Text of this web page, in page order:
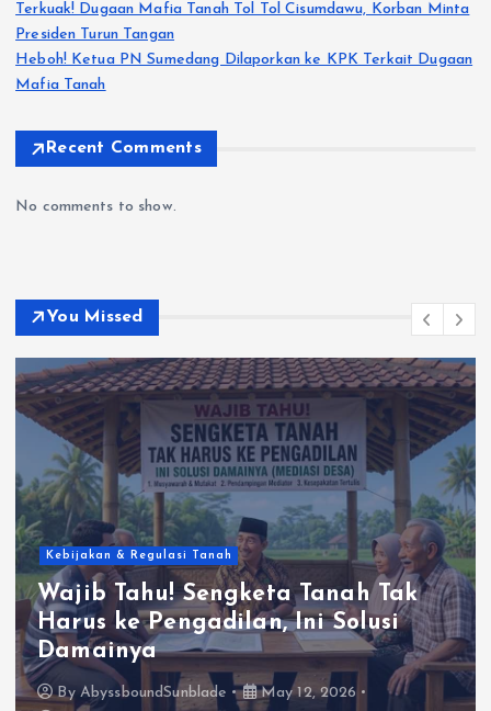
Terkuak! Dugaan Mafia Tanah Tol Tol Cisumdawu, Korban Minta
Presiden Turun Tangan
Heboh! Ketua PN Sumedang Dilaporkan ke KPK Terkait Dugaan
Mafia Tanah
Recent Comments
No comments to show.
You Missed
Kebijakan & Regulasi Tanah
Wajib Tahu! Sengketa Tanah Tak
Harus ke Pengadilan, Ini Solusi
Damainya
By AbyssboundSunblade
May 12, 2026